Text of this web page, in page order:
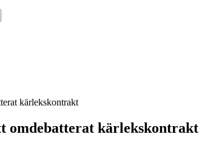
kärlekskontrakt
omdebatterat kärlekskontrakt